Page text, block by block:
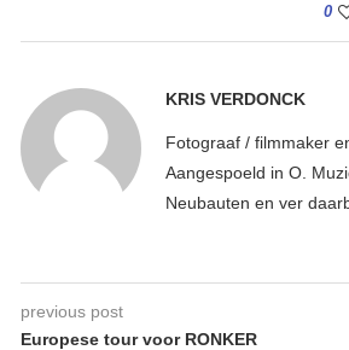
0
KRIS VERDONCK
Fotograaf / filmmaker
Aangespoeld in O.
Neubauten en ver
previous post
Europese tour voor RONKER